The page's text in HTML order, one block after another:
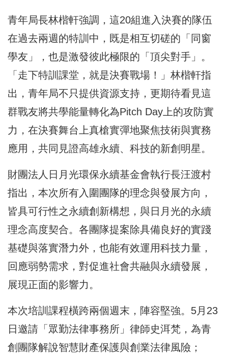
青年局長林楷軒強調，這20組進入決賽的隊伍
在過去兩週的特訓中，既是相互切磋的「同窗
學友」，也是激發彼此極限的「頂尖對手」。
「走下特訓課堂，就是決賽戰場！」林楷軒指
出，青年局不只提供資源支持，更期待看見這
群戰友將共學能量轉化為Pitch Day上的攻防實
力，在決賽舞台上真槍實彈地聚焦技術與實務
應用，共同見證高雄永續、科技的新創明星。
財團法人日月光環保永續基金會執行長汪渡村
指出，本次所有入圍團隊的理念與發展方向，
皆具可行性之永續創新構想，與日月光的永續
理念高度契合。各團隊提案除具備良好的實踐
基礎與落實潛力外，也能有效運用科技力量，
回應弱勢需求，對促進社會共融與永續發展，
展現正面的影響力。
本次培訓課程橫跨兩個週末，陣容堅強。5月23
日邀請「眾勤法律事務所」律師史洱梵，為青
創團隊解說智慧財產保護與創業法律風險；